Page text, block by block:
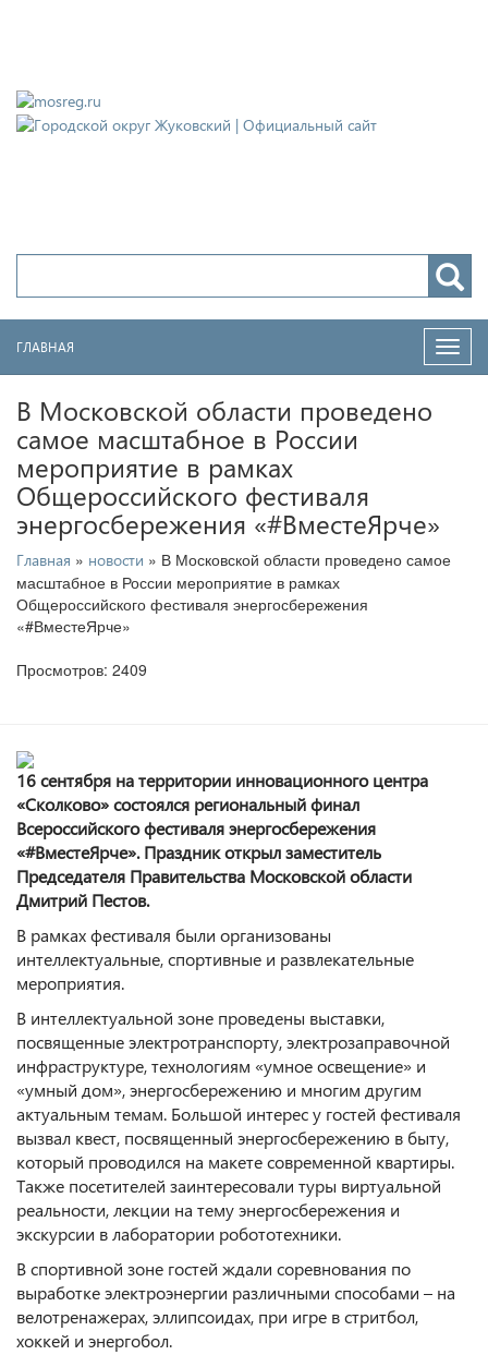
ГЛАВНАЯ
В Московской области проведено
самое масштабное в России
мероприятие в рамках
Общероссийского фестиваля
энергосбережения «#ВместеЯрче»
Главная » новости » В Московской области проведено самое
масштабное в России мероприятие в рамках
Общероссийского фестиваля энергосбережения
«#ВместеЯрче»
Просмотров: 2409
16 сентября на территории инновационного центра
«Сколково» состоялся региональный финал
Всероссийского фестиваля энергосбережения
«#ВместеЯрче». Праздник открыл заместитель
Председателя Правительства Московской области
Дмитрий Пестов.
В рамках фестиваля были организованы
интеллектуальные, спортивные и развлекательные
мероприятия.
В интеллектуальной зоне проведены выставки,
посвященные электротранспорту, электрозаправочной
инфраструктуре, технологиям «умное освещение» и
«умный дом», энергосбережению и многим другим
актуальным темам. Большой интерес у гостей фестиваля
вызвал квест, посвященный энергосбережению в быту,
который проводился на макете современной квартиры.
Также посетителей заинтересовали туры виртуальной
реальности, лекции на тему энергосбережения и
экскурсии в лаборатории робототехники.
В спортивной зоне гостей ждали соревнования по
выработке электроэнергии различными способами – на
велотренажерах, эллипсоидах, при игре в стритбол,
хоккей и энергобол.